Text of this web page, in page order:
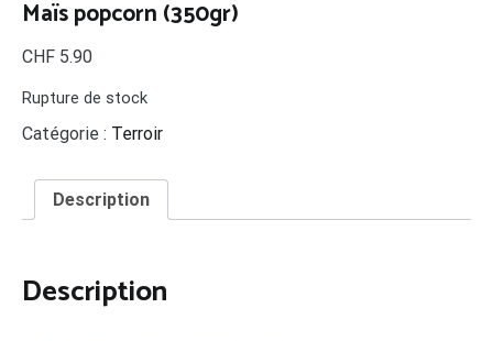
Maïs popcorn (350gr)
CHF 5.90
Rupture de stock
Catégorie : Terroir
Description
Description